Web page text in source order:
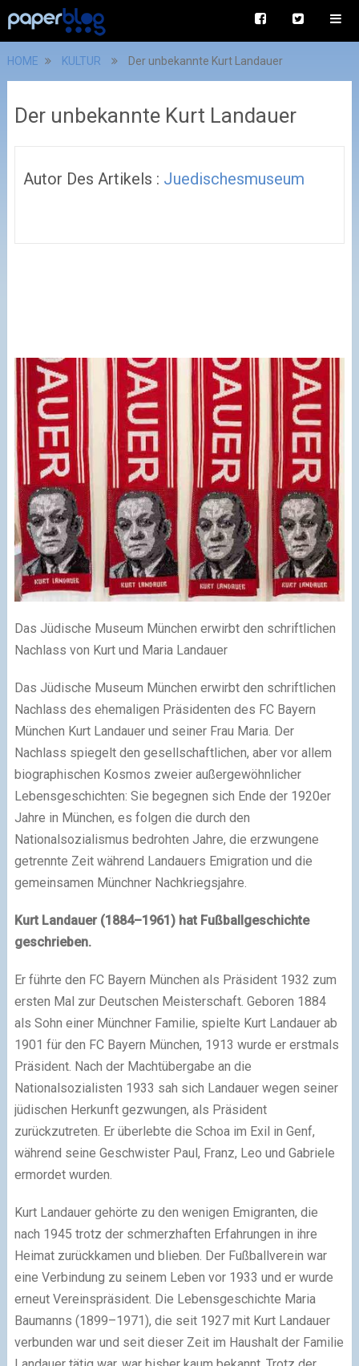
HOME KULTUR Der unbekannte Kurt Landauer
Der unbekannte Kurt Landauer
Autor Des Artikels : Juedischesmuseum
Das Jüdische Museum München erwirbt den schriftlichen
Nachlass von Kurt und Maria Landauer
Das Jüdische Museum München erwirbt den schriftlichen
Nachlass des ehemaligen Präsidenten des FC Bayern
München Kurt Landauer und seiner Frau Maria. Der
Nachlass spiegelt den gesellschaftlichen, aber vor allem
biographischen Kosmos zweier außergewöhnlicher
Lebensgeschichten: Sie begegnen sich Ende der 1920er
Jahre in München, es folgen die durch den
Nationalsozialismus bedrohten Jahre, die erzwungene
getrennte Zeit während Landauers Emigration und die
gemeinsamen Münchner Nachkriegsjahre.
Kurt Landauer (1884–1961) hat Fußballgeschichte
geschrieben.
Er führte den FC Bayern München als Präsident 1932 zum
ersten Mal zur Deutschen Meisterschaft. Geboren 1884
als Sohn einer Münchner Familie, spielte Kurt Landauer ab
1901 für den FC Bayern München, 1913 wurde er erstmals
Präsident. Nach der Machtübergabe an die
Nationalsozialisten 1933 sah sich Landauer wegen seiner
jüdischen Herkunft gezwungen, als Präsident
zurückzutreten. Er überlebte die Schoa im Exil in Genf,
während seine Geschwister Paul, Franz, Leo und Gabriele
ermordet wurden.
Kurt Landauer gehörte zu den wenigen Emigranten, die
nach 1945 trotz der schmerzhaften Erfahrungen in ihre
Heimat zurückkamen und blieben. Der Fußballverein war
eine Verbindung zu seinem Leben vor 1933 und er wurde
erneut Vereinspräsident. Die Lebensgeschichte Maria
Baumanns (1899–1971), die seit 1927 mit Kurt Landauer
verbunden war und seit dieser Zeit im Haushalt der Familie